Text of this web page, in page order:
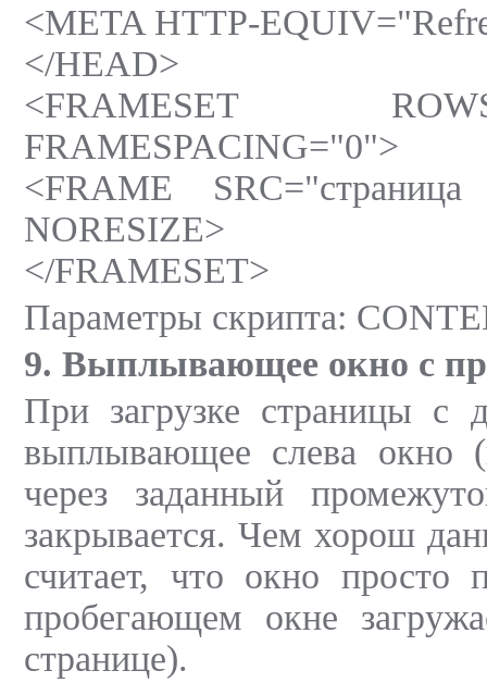
<META HTTP-
</HEAD>
<FRAMESET
FRAMESPACING="0">
<FRAME
NORESIZE>
</FRAMESET>
Параметры скрипта:
9. Выплывающее окно с
При загрузке страницы с
выплывающее слева окно
через заданный
закрывается. Чем хорош
считает, что окно просто
пробегающем окне
странице).